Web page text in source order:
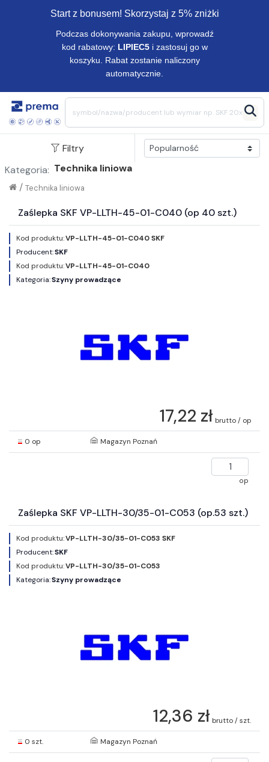
Start z bonusem! Skorzystaj z 5% zniżki
Podczas dokonywania zakupu, wprowadź
kod rabatowy: LIPIEC5 i zastosuj go w
koszyku. Rabat zostanie naliczony
automatycznie.
Filtry
Kategoria: Technika liniowa
Technika liniowa
/
Zaślepka SKF VP-LLTH-45-01-C040 (op 40 szt.)
Kod produktu:VP-LLTH-45-01-C040 SKF
Producent:SKF
Kod produktu:VP-LLTH-45-01-C040
Kategoria:Szyny prowadzące
17,22 zł brutto / op
0 op Magazyn Poznań
op
Zaślepka SKF VP-LLTH-30/35-01-C053 (op.53 szt.)
Kod produktu:VP-LLTH-30/35-01-C053 SKF
Producent:SKF
Kod produktu:VP-LLTH-30/35-01-C053
Kategoria:Szyny prowadzące
12,36 zł brutto / szt.
0 szt. Magazyn Poznań